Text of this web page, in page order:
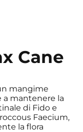
Cane
mangime
a mantenere la
di Fido e
Faecium,
la flora